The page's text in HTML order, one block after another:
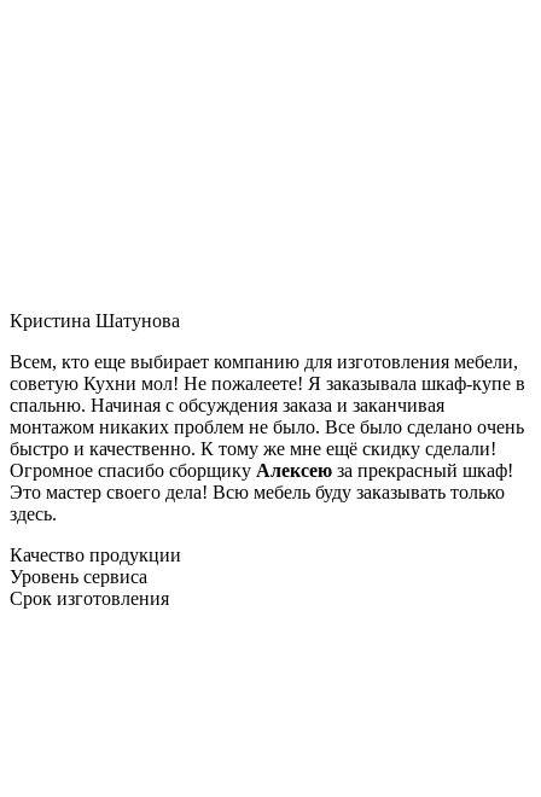
Кристина Шатунова
Всем, кто еще выбирает компанию для изготовления мебели,
советую Кухни мол! Не пожалеете! Я заказывала шкаф-купе в
спальню. Начиная с обсуждения заказа и заканчивая
монтажом никаких проблем не было. Все было сделано очень
быстро и качественно. К тому же мне ещё скидку сделали!
Огромное спасибо сборщику Алексею за прекрасный шкаф!
Это мастер своего дела! Всю мебель буду заказывать только
здесь.
Качество продукции
Уровень сервиса
Срок изготовления